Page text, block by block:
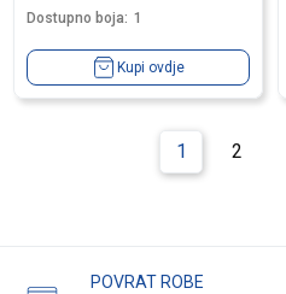
Dostupno boja: 1
Kupi ovdje
1 2
POVRAT ROBE